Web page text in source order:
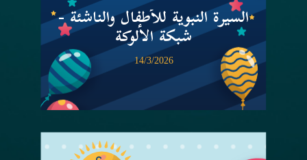
السيرة النبوية للأطفال والناشئة -
شبكة الألوكة
14/3/2026